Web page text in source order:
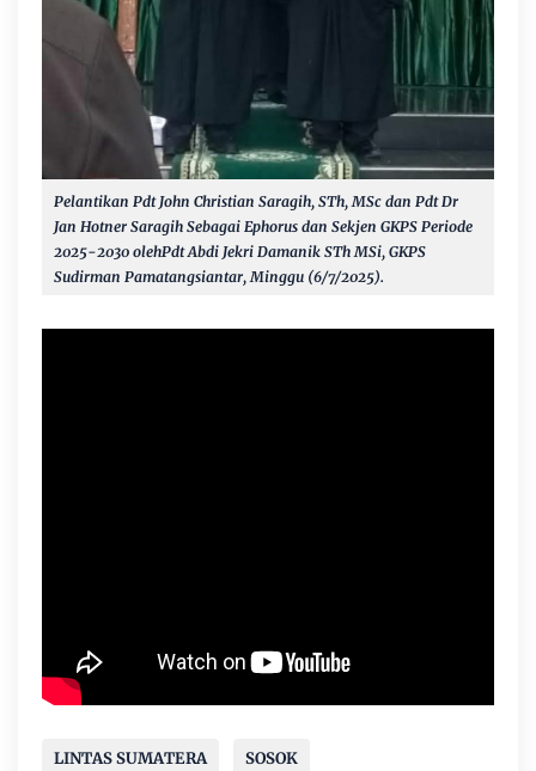
Pelantikan Pdt John Christian Saragih, STh, MSc dan Pdt Dr
Jan Hotner Saragih Sebagai Ephorus dan Sekjen GKPS Periode
2025-2030 olehPdt Abdi Jekri Damanik STh MSi, GKPS
Sudirman Pamatangsiantar, Minggu (6/7/2025).
LINTAS SUMATERA SOSOK